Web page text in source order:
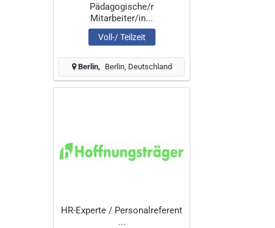
Pädagogische/r
Mitarbeiter/in...
Voll-/ Teilzeit
Berlin Berlin, Deutschland
HR-Experte / Personalreferent
...